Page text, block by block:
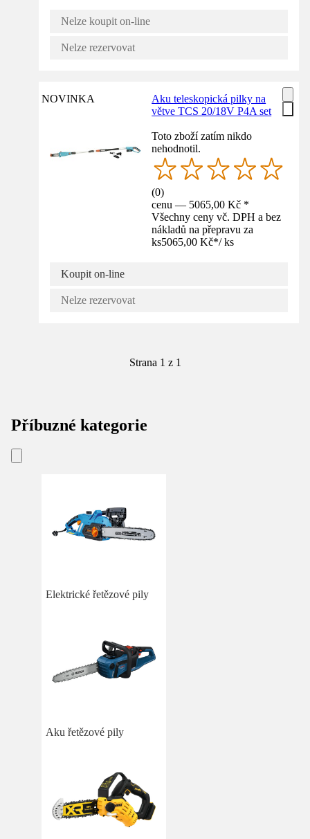
Nelze koupit on-line
Nelze rezervovat
NOVINKA
Aku teleskopická pilky na
větve TCS 20/18V P4A set
Toto zboží zatím nikdo
nehodnotil.
(0)
cenu — 5065,00 Kč *
Všechny ceny vč. DPH a bez
nákladů na přepravu za
ks5065,00 Kč*/ ks
Koupit on-line
Nelze rezervovat
Strana 1 z 1
Příbuzné kategorie
Elektrické řetězové pily
Aku řetězové pily